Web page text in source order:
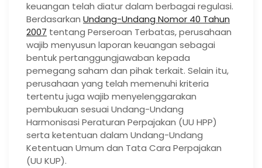
keuangan telah diatur dalam berbagai regulasi.
Berdasarkan Undang-Undang Nomor 40 Tahun
2007 tentang Perseroan Terbatas, perusahaan
wajib menyusun laporan keuangan sebagai
bentuk pertanggungjawaban kepada
pemegang saham dan pihak terkait. Selain itu,
perusahaan yang telah memenuhi kriteria
tertentu juga wajib menyelenggarakan
pembukuan sesuai Undang-Undang
Harmonisasi Peraturan Perpajakan (UU HPP)
serta ketentuan dalam Undang-Undang
Ketentuan Umum dan Tata Cara Perpajakan
(UU KUP).